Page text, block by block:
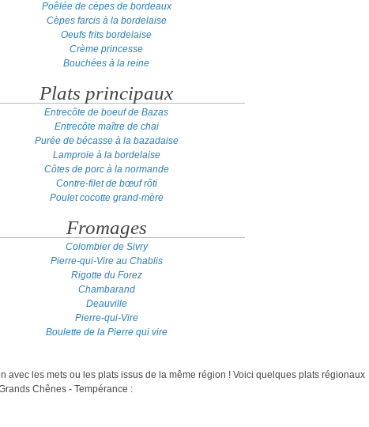
Poêlée de cèpes de bordeaux
Cèpes farcis à la bordelaise
Oeufs frits bordelaise
Crème princesse
Bouchées à la reine
Plats principaux
Entrecôte de boeuf de Bazas
Entrecôte maître de chai
Purée de bécasse à la bazadaise
Lamproie à la bordelaise
Côtes de porc à la normande
Contre-filet de bœuf rôti
Poulet cocotte grand-mère
Fromages
Colombier de Sivry
Pierre-qui-Vire au Chablis
Rigotte du Forez
Chambarand
Deauville
Pierre-qui-Vire
Boulette de la Pierre qui vire
avec les mets ou les plats issus de la même région ! Voici quelques plats régionaux
Chênes - Tempérance :